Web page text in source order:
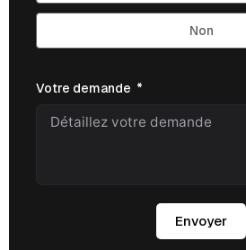
Non
Votre demande
Envoyer